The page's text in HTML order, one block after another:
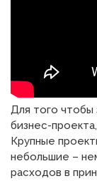
Для того чтобы
бизнес-
Крупные
небольшие –
расходов в